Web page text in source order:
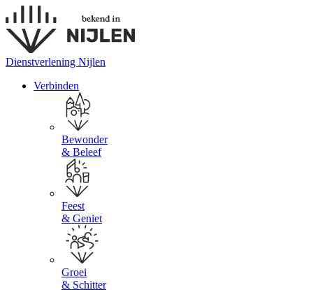
Dienstverlening Nijlen
Verbinden
Bewonder
& Beleef
Feest
& Geniet
Groei
& Schitter